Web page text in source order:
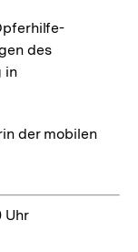
des
in
der mobilen
Uhr